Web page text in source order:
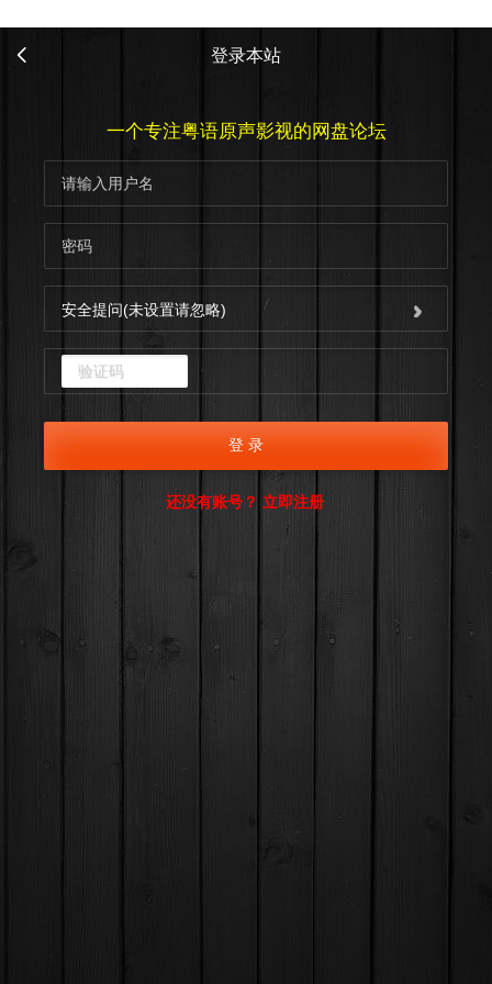
登录本站
一个专注粤语原声影视的网盘论坛
安全提问(未设置请忽略)
登 录
还没有账号？ 立即注册